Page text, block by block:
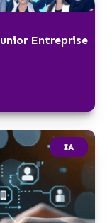
Entreprise
IA